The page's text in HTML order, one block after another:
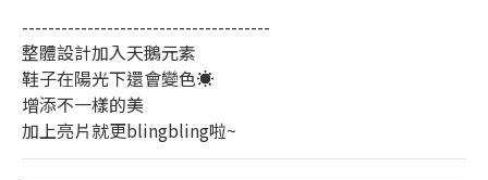
--------------------------------------
整體設計加入天鵝元素
鞋子在陽光下還會變色☀️
增添不一樣的美
加上亮片就更blingbling啦~